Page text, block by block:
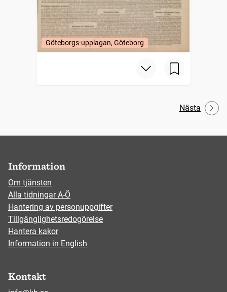
Göteborgs-upplagan, Göteborg
Nästa
Information
Om tjänsten
Alla tidningar A-Ö
Hantering av personuppgifter
Tillgänglighetsredogörelse
Hantera kakor
Information in English
Kontakt